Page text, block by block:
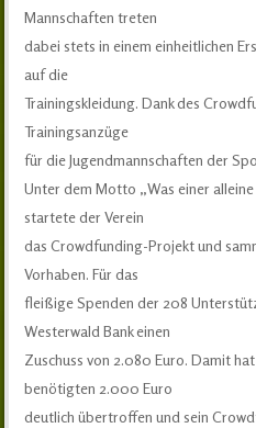
Mannschaften treten
dabei stets in einem einheitlichen
auf die
Trainingskleidung. Dank des
Trainingsanzüge
für die Jugendmannschaften der
Unter dem Motto „Was einer
startete der Verein
das Crowdfunding-Projekt und
Vorhaben. Für das
fleißige Spenden der 208
Westerwald Bank einen
Zuschuss von 2.080 Euro. Damit
benötigten 2.000 Euro
deutlich übertroffen und sein